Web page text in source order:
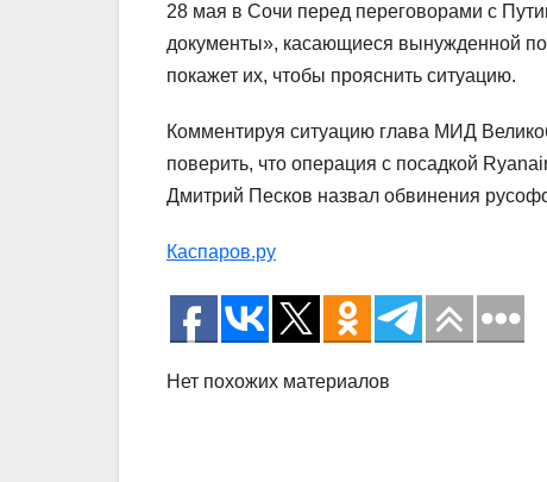
28 мая в Сочи перед переговорами с
документы», касающиеся вынужденной
покажет их, чтобы прояснить ситуацию.
Комментируя ситуацию глава МИД
поверить, что операция с посадкой
Дмитрий Песков назвал обвинения
Каспаров.ру
Нет похожих материалов